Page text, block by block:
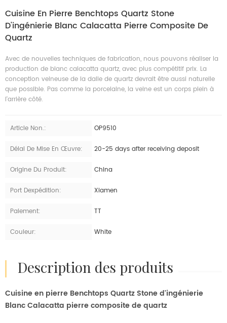
Cuisine En Pierre Benchtops Quartz Stone
D'ingénierie Blanc Calacatta Pierre Composite De
Quartz
Avec de nouvelles techniques de fabrication, nous pouvons réaliser la
production de blanc calacatta quartz, avec plus compétitif prix. La
conception veineuse de la dalle de quartz devrait être aussi naturelle
que possible. Pas comme la porcelaine, la veine est un corps plein à
l'arrière côté.
Article Non.: OP9510
Délai De Mise En Œuvre: 20-25 days after receiving deposit
Origine Du Produit: China
Port Dexpédition: Xiamen
Paiement: TT
Couleur: White
description des produits
Cuisine en pierre Benchtops Quartz Stone d'ingénierie
Blanc Calacatta pierre composite de quartz